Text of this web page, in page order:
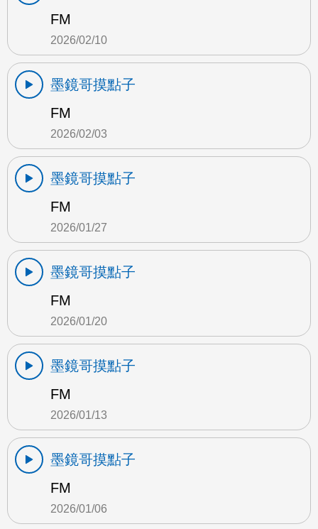
FM
2026/02/10
墨鏡哥摸點子
FM
2026/02/03
墨鏡哥摸點子
FM
2026/01/27
墨鏡哥摸點子
FM
2026/01/20
墨鏡哥摸點子
FM
2026/01/13
墨鏡哥摸點子
FM
2026/01/06